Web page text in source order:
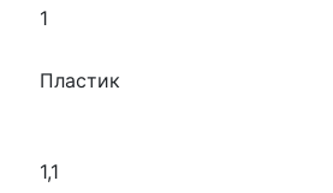
1
Пластик
1,1